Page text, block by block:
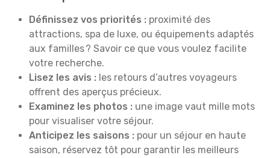
Définissez vos priorités : proximité des
attractions, spa de luxe, ou équipements adaptés
aux familles ? Savoir ce que vous voulez facilite
votre recherche.
Lisez les avis : les retours d’autres voyageurs
offrent des aperçus précieux.
Examinez les photos : une image vaut mille mots
pour visualiser votre séjour.
Anticipez les saisons : pour un séjour en haute
saison, réservez tôt pour garantir les meilleurs